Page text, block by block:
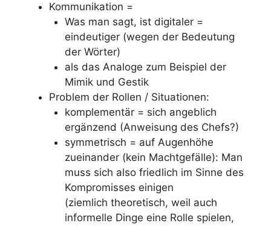
Kommunikation =
Was man sagt, ist digitaler =
eindeutiger (wegen der Bedeutung
der Wörter)
als das Analoge zum Beispiel der
Mimik und Gestik
Problem der Rollen / Situationen:
komplementär = sich angeblich
ergänzend (Anweisung des Chefs?)
symmetrisch = auf Augenhöhe
zueinander (kein Machtgefälle): Man
muss sich also friedlich im Sinne des
Kompromisses einigen
(ziemlich theoretisch, weil auch
informelle Dinge eine Rolle spielen,